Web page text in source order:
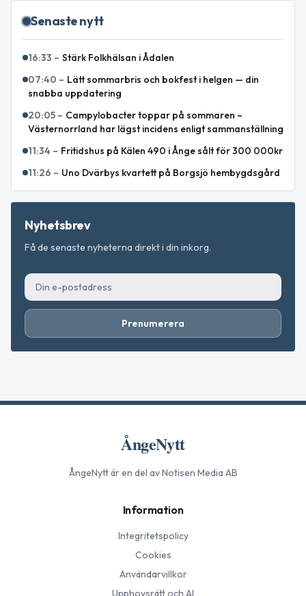
Senaste nytt
16:33 – Stärk Folkhälsan i Ådalen
07:40 – Lätt sommarbris och bokfest i helgen — din
snabba uppdatering
20:05 – Campylobacter toppar på sommaren –
Västernorrland har lägst incidens enligt sammanställning
11:34 – Fritidshus på Kälen 490 i Ånge sålt för 300 000kr
11:26 – Uno Dvärbys kvartett på Borgsjö hembygdsgård
Nyhetsbrev
Få de senaste nyheterna direkt i din inkorg.
Prenumerera
ÅngeNytt
ÅngeNyttär en del av Notisen Media AB
Information
Integritetspolicy
Cookies
Användarvillkor
Upphovsrätt och AI